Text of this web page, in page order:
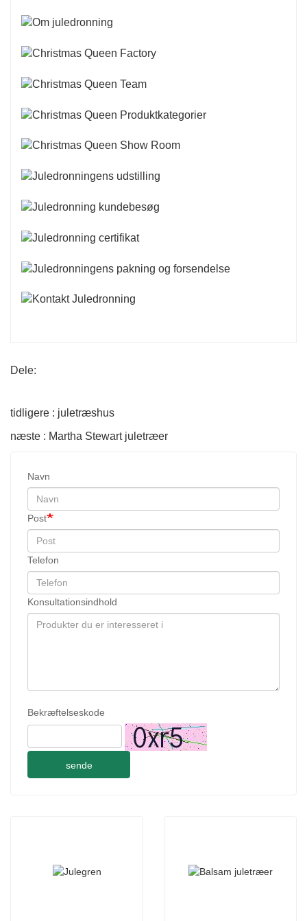
Dele:
tidligere : juletræshus
næste : Martha Stewart juletræer
Navn
Post
Telefon
Konsultationsindhold
Bekræftelseskode
sende